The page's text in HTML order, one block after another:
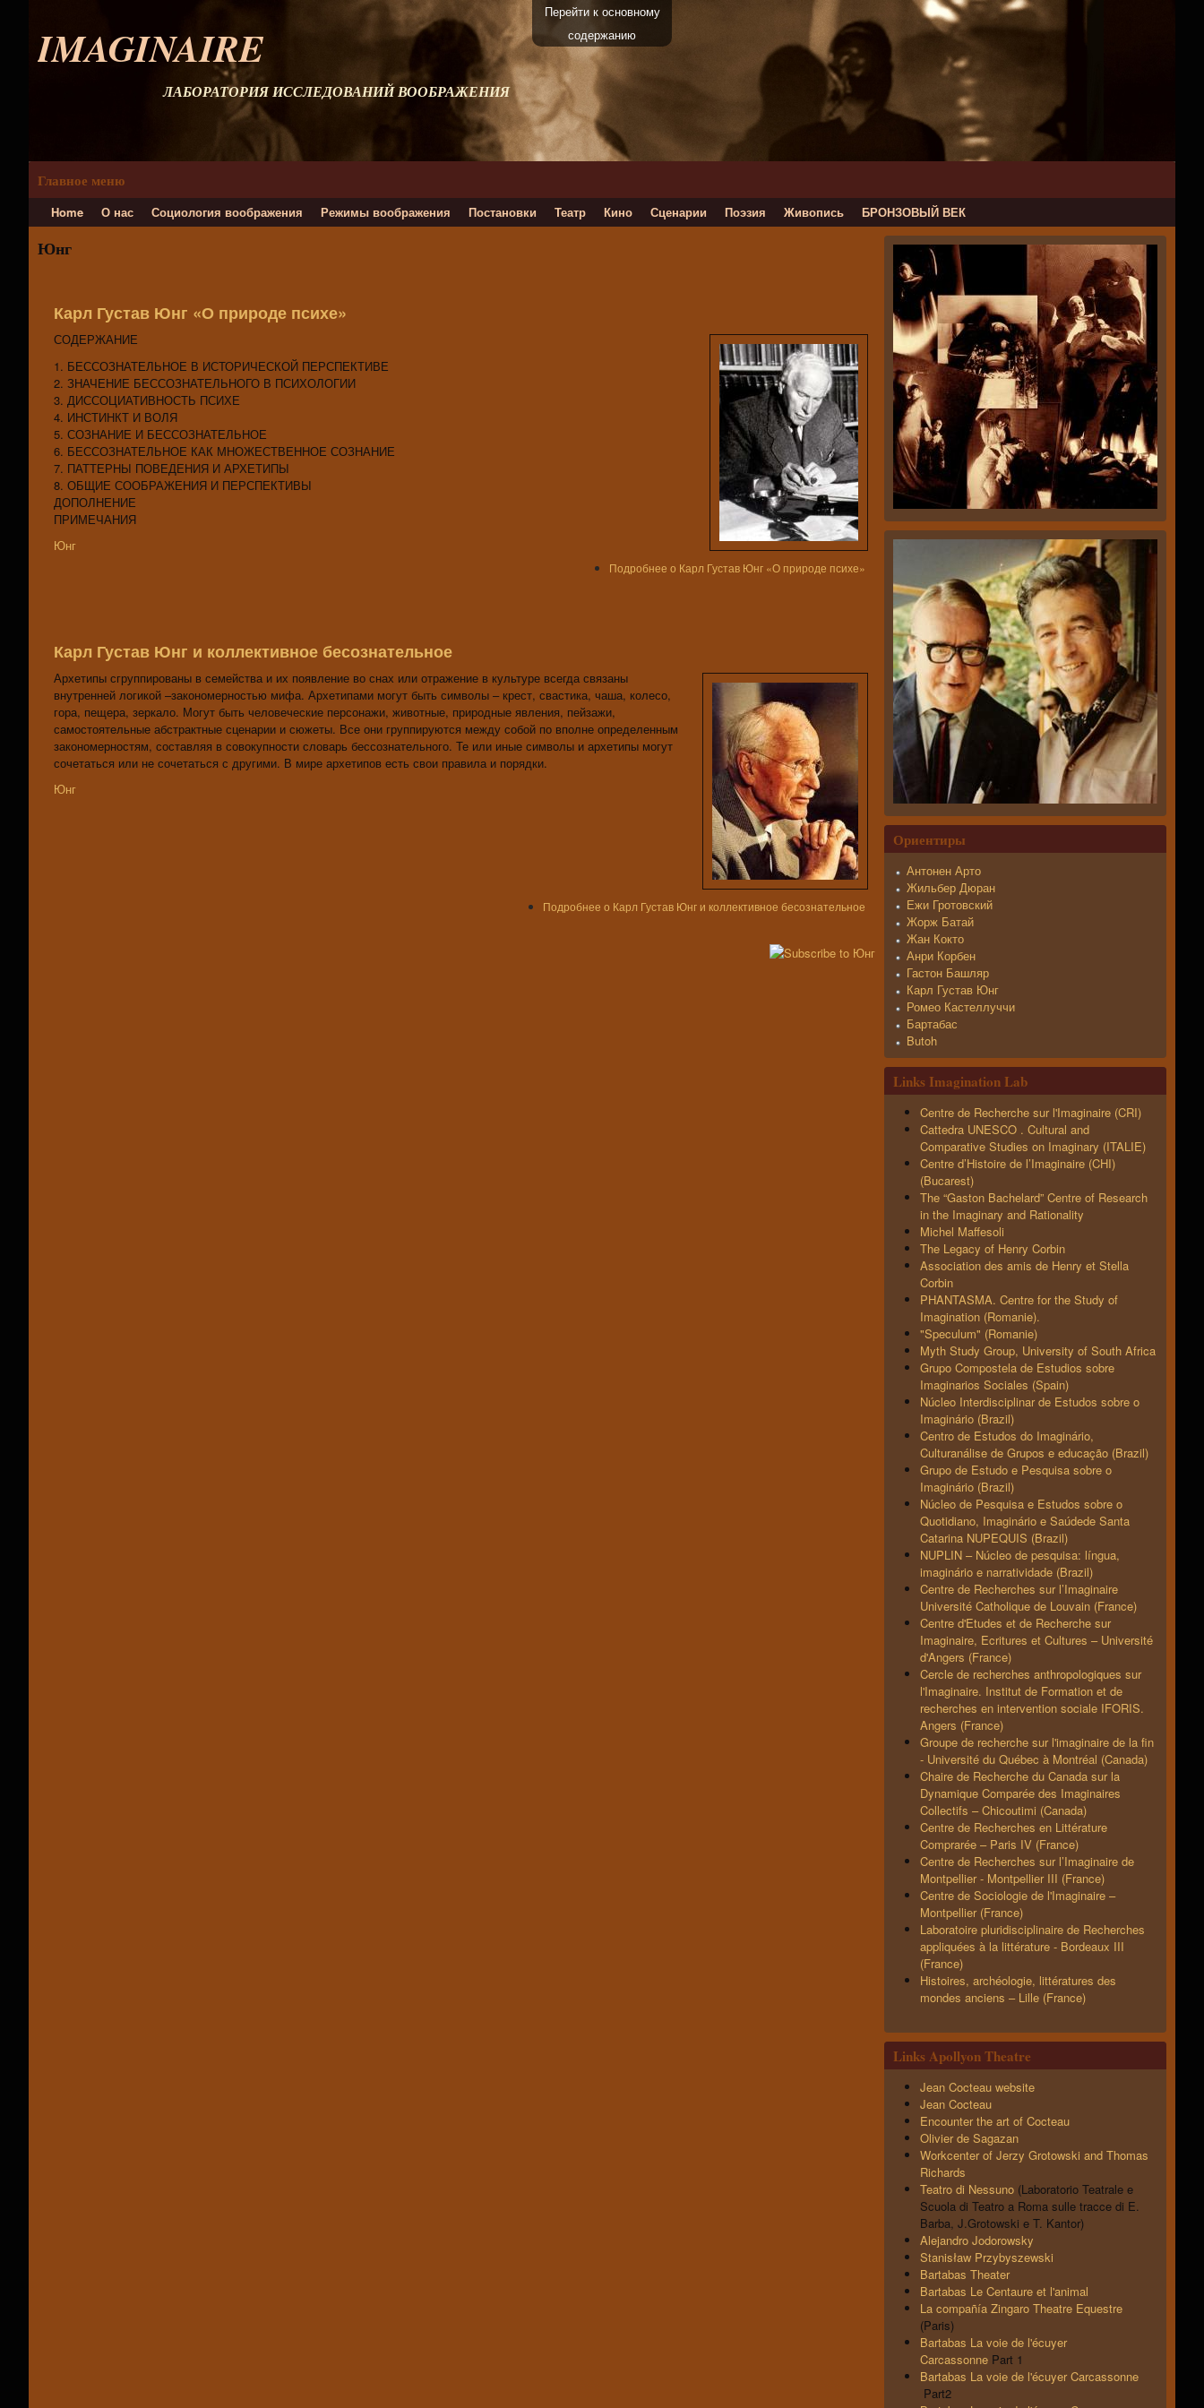
Перейти к основному
содержанию
IMAGINAIRE
ЛАБОРАТОРИЯ ИССЛЕДОВАНИЙ ВООБРАЖЕНИЯ
Главное меню
Home О нас Социология воображения Режимы воображения Постановки Театр Кино Сценарии Поэзия Живопись БРОНЗОВЫЙ ВЕК
Юнг
Карл Густав Юнг «О природе психе»
СОДЕРЖАНИЕ
1. БЕССОЗНАТЕЛЬНОЕ В ИСТОРИЧЕСКОЙ ПЕРСПЕКТИВЕ
2. ЗНАЧЕНИЕ БЕССОЗНАТЕЛЬНОГО В ПСИХОЛОГИИ
3. ДИССОЦИАТИВНОСТЬ ПСИХЕ
4. ИНСТИНКТ И ВОЛЯ
5. СОЗНАНИЕ И БЕССОЗНАТЕЛЬНОЕ
6. БЕССОЗНАТЕЛЬНОЕ КАК МНОЖЕСТВЕННОЕ СОЗНАНИЕ
7. ПАТТЕРНЫ ПОВЕДЕНИЯ И АРХЕТИПЫ
8. ОБЩИЕ СООБРАЖЕНИЯ И ПЕРСПЕКТИВЫ
ДОПОЛНЕНИЕ
ПРИМЕЧАНИЯ
Юнг
Подробнее о Карл Густав Юнг «О природе психе»
Карл Густав Юнг и коллективное бесознательное
Архетипы сгруппированы в семейства и их появление во снах или отражение в культуре всегда связаны
внутренней логикой –закономерностью мифа. Архетипами могут быть символы – крест, свастика, чаша, колесо,
гора, пещера, зеркало. Могут быть человеческие персонажи, животные, природные явления, пейзажи,
самостоятельные абстрактные сценарии и сюжеты. Все они группируются между собой по вполне определенным
закономерностям, составляя в совокупности словарь бессознательного. Те или иные символы и архетипы могут
сочетаться или не сочетаться с другими. В мире архетипов есть свои правила и порядки.
Юнг
Подробнее о Карл Густав Юнг и коллективное бесознательное
Ориентиры
Антонен Арто
Жильбер Дюран
Ежи Гротовский
Жорж Батай
Жан Кокто
Анри Корбен
Гастон Башляр
Карл Густав Юнг
Ромео Кастеллуччи
Бартабас
Butoh
Links Imagination Lab
Centre de Recherche sur l'Imaginaire (CRI)
Cattedra UNESCO . Cultural and
Comparative Studies on Imaginary (ITALIE)
Centre d’Histoire de l’Imaginaire (CHI)
(Bucarest)
The “Gaston Bachelard” Centre of Research
in the Imaginary and Rationality
Michel Maffesoli
The Legacy of Henry Corbin
Association des amis de Henry et Stella
Corbin
PHANTASMA. Centre for the Study of
Imagination (Romanie).
"Speculum" (Romanie)
Myth Study Group, University of South Africa
Grupo Compostela de Estudios sobre
Imaginarios Sociales (Spain)
Núcleo Interdisciplinar de Estudos sobre o
Imaginário (Brazil)
Centro de Estudos do Imaginário,
Culturanálise de Grupos e educação (Brazil)
Grupo de Estudo e Pesquisa sobre o
Imaginário (Brazil)
Núcleo de Pesquisa e Estudos sobre o
Quotidiano, Imaginário e Saúdede Santa
Catarina NUPEQUIS (Brazil)
NUPLIN – Núcleo de pesquisa: língua,
imaginário e narratividade (Brazil)
Centre de Recherches sur l’Imaginaire
Université Catholique de Louvain (France)
Centre d'Etudes et de Recherche sur
Imaginaire, Ecritures et Cultures – Université
d'Angers (France)
Cercle de recherches anthropologiques sur
l'Imaginaire. Institut de Formation et de
recherches en intervention sociale IFORIS.
Angers (France)
Groupe de recherche sur l'imaginaire de la fin
- Université du Québec à Montréal (Canada)
Chaire de Recherche du Canada sur la
Dynamique Comparée des Imaginaires
Collectifs – Chicoutimi (Canada)
Centre de Recherches en Littérature
Comprarée – Paris IV (France)
Centre de Recherches sur l’Imaginaire de
Montpellier - Montpellier III (France)
Centre de Sociologie de l'Imaginaire –
Montpellier (France)
Laboratoire pluridisciplinaire de Recherches
appliquées à la littérature - Bordeaux III
(France)
Histoires, archéologie, littératures des
mondes anciens – Lille (France)
Links Apollyon Theatre
Jean Cocteau website
Jean Cocteau
Encounter the art of Cocteau
Olivier de Sagazan
Workcenter of Jerzy Grotowski and Thomas
Richards
Teatro di Nessuno (Laboratorio Teatrale e
Scuola di Teatro a Roma sulle tracce di E.
Barba, J.Grotowski e T. Kantor)
Alejandro Jodorowsky
Stanisław Przybyszewski
Bartabas Theater
Bartabas Le Centaure et l'animal
La compañía Zingaro Theatre Equestre
(Paris)
Bartabas La voie de l'écuyer
Carcassonne Part 1
Bartabas La voie de l'écuyer Carcassonne
Part2